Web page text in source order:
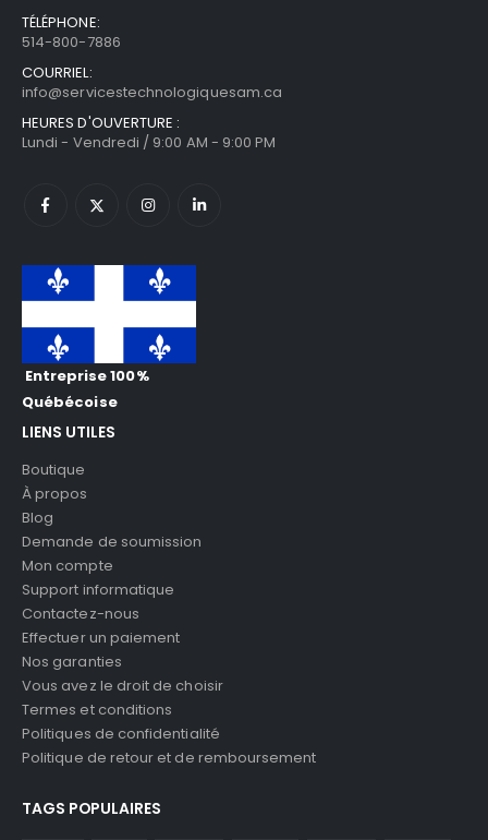
TÉLÉPHONE:
514-800-7886
COURRIEL:
info@servicestechnologiquesam.ca
HEURES D'OUVERTURE :
Lundi - Vendredi / 9:00 AM - 9:00 PM
Entreprise 100%
Québécoise
LIENS UTILES
Boutique
À propos
Blog
Demande de soumission
Mon compte
Support informatique
Contactez-nous
Effectuer un paiement
Nos garanties
Vous avez le droit de choisir
Termes et conditions
Politiques de confidentialité
Politique de retour et de remboursement
TAGS POPULAIRES